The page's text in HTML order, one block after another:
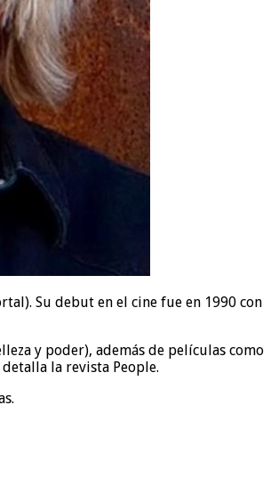
Su debut en el cine fue en 1990 con
y poder), además de películas como
la revista People.